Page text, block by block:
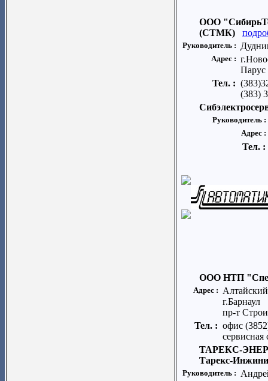
ООО
(СТМК)
Руководитель :
Адрес :
Парус
Тел. :
(383)
Руководитель :
Адрес :
Тел. :
ООО НТП
Адрес :
г.Барнаул
пр-т
Тел. : офис
сервисная
ТАРЕКС-
Тарекс-
Руководитель :